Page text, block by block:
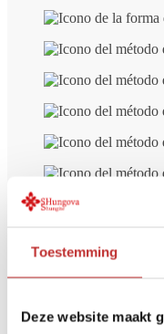
Toestemming
Deze website maakt
pulido/mitad